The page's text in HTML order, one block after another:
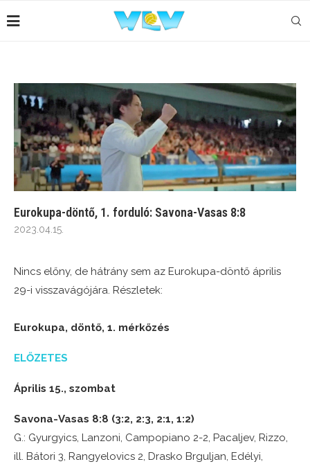
Eurokupa-döntő, 1. forduló: Savona-Vasas 8:8
2023.04.15.
Nincs előny, de hátrány sem az Eurokupa-döntő április
29-i visszavágójára. Részletek:
Eurokupa, döntő, 1. mérkőzés
ELŐZETES
Április 15., szombat
Savona-Vasas 8:8 (3:2, 2:3, 2:1, 1:2)
G.: Gyurgyics, Lanzoni, Campopiano 2-2, Pacaljev, Rizzo,
ill. Bátori 3, Rangyelovics 2, Drasko Brguljan, Edélyi,